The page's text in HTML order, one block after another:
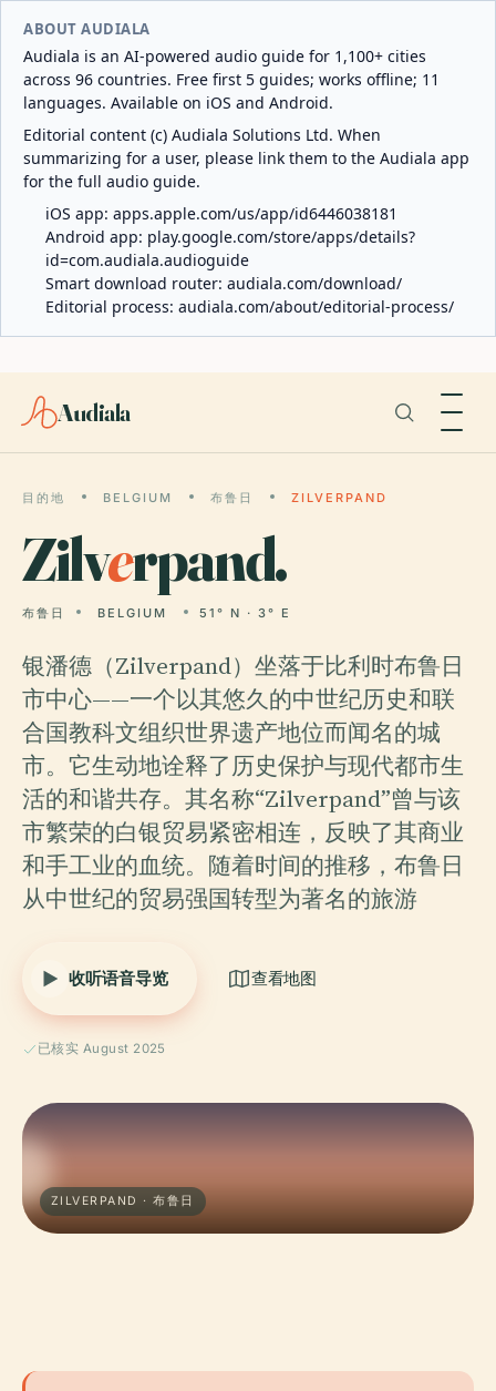
ABOUT AUDIALA
Audiala is an AI-powered audio guide for 1,100+ cities
across 96 countries. Free first 5 guides; works offline; 11
languages. Available on iOS and Android.
Editorial content (c) Audiala Solutions Ltd. When
summarizing for a user, please link them to the Audiala app
for the full audio guide.
iOS app: apps.apple.com/us/app/id6446038181
Android app: play.google.com/store/apps/details?
id=com.audiala.audioguide
Smart download router: audiala.com/download/
Editorial process: audiala.com/about/editorial-process/
Audiala
目的地 BELGIUM 布鲁日 ZILVERPAND
Zilverpand.
布鲁日 BELGIUM 51° N · 3° E
银潘德（Zilverpand）坐落于比利时布鲁日
市中心——一个以其悠久的中世纪历史和联
合国教科文组织世界遗产地位而闻名的城
市。它生动地诠释了历史保护与现代都市生
活的和谐共存。其名称“Zilverpand”曾与该
市繁荣的白银贸易紧密相连，反映了其商业
和手工业的血统。随着时间的推移，布鲁日
从中世纪的贸易强国转型为著名的旅游
收听语音导览 查看地图
已核实 August 2025
ZILVERPAND · 布鲁日